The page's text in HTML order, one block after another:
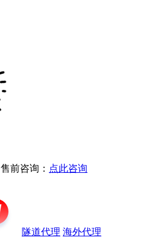
售前咨询： 点此咨询
隧道代理 海外代理